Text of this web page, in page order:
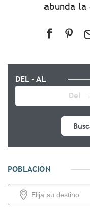
abunda la
DEL - AL
POBLACIÓN